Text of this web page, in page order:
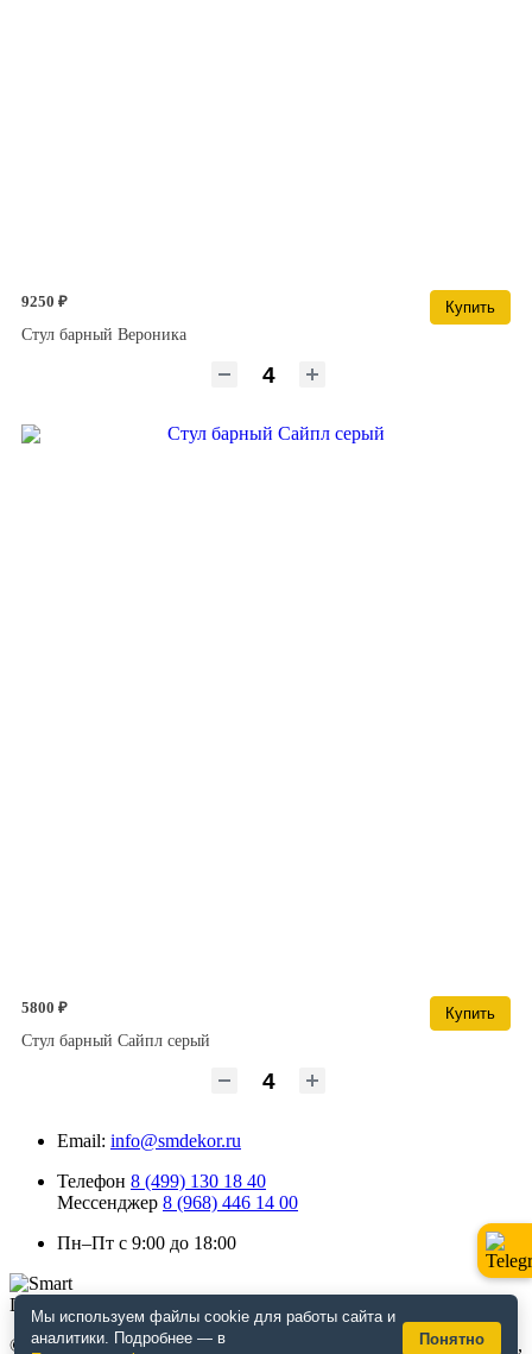
9250 ₽
Купить
Стул барный Вероника
5800 ₽
Купить
Стул барный Сайпл серый
Email: info@smdekor.ru
Телефон 8 (499) 130 18 40
Мессенджер 8 (968) 446 14 00
Пн–Пт с 9:00 до 18:00
© 2026 г. Москва. Дизайнерская мебель для кафе и ресторанов,
Мы используем файлы cookie для работы сайта и
аналитики. Подробнее — в
Понятно